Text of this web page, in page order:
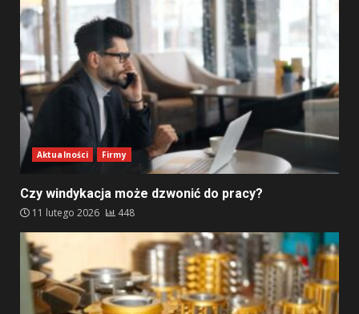
Aktualności Firmy
Czy windykacja może dzwonić do pracy?
11 lutego 2026 448